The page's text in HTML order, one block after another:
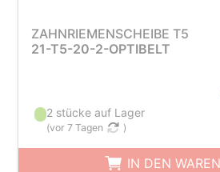
ZAHNRIEMENSCHEIBE T5
21-T5-20-2-OPTIBELT
2 stücke auf Lager
(vor 7 Tagen )
IN DEN